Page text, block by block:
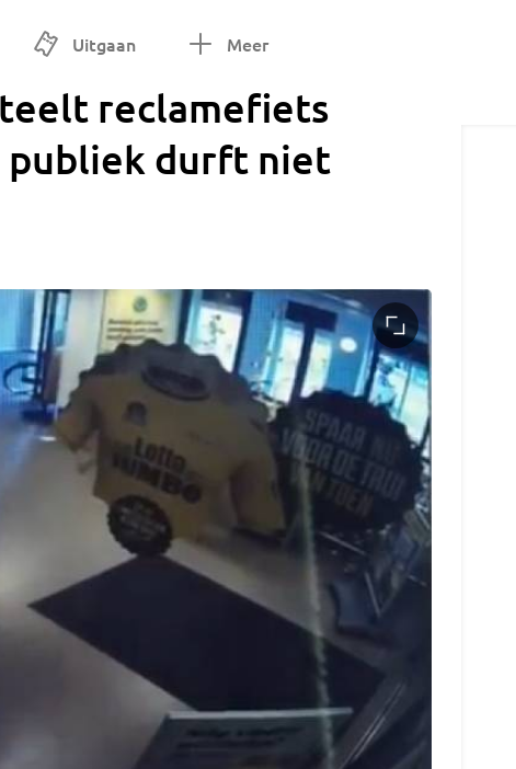
Uitgaan Meer
reclamefiets
publiek durft niet